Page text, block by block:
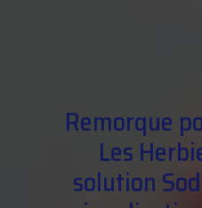
Remorque
Les
solution